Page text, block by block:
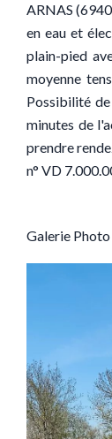
ARNAS
en eau et
plain-pied
moyenne
Possibilité
minutes de
prendre
n° VD
Galerie Photo